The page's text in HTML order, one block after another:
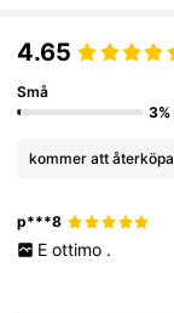
4.65
Små
3%
kommer att återköpa
p***8
E ottimo .